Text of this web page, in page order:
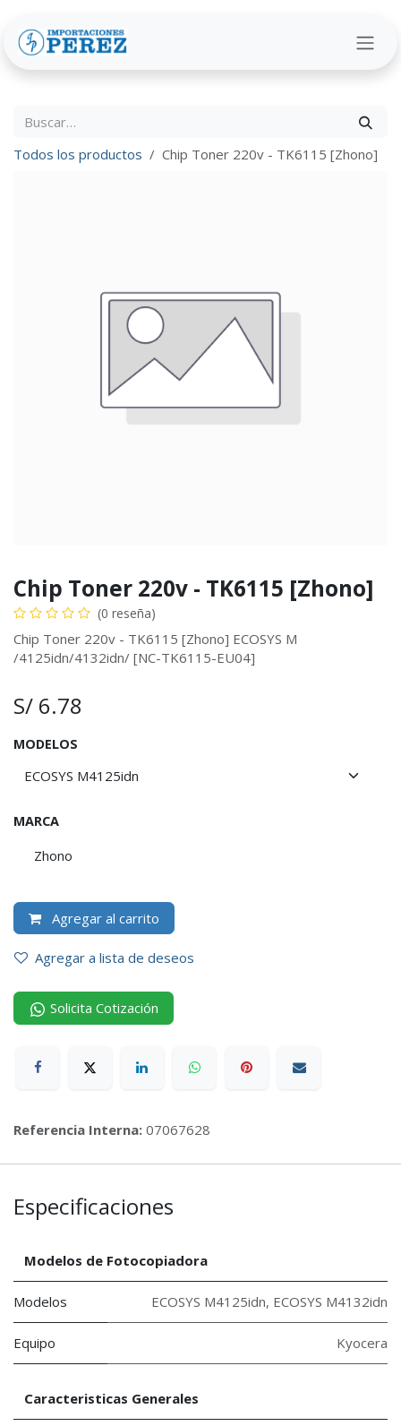
Todos los productos Chip Toner 220v - TK6115 [Zhono]
Chip Toner 220v - TK6115 [Zhono]
(0 reseña)
Chip Toner 220v - TK6115 [Zhono] ECOSYS M
/4125idn/4132idn/ [NC-TK6115-EU04]
S/ 6.78
MODELOS
MARCA
Zhono
Agregar al carrito
Agregar a lista de deseos
Solicita Cotización
Referencia Interna: 07067628
Especificaciones
Modelos de Fotocopiadora
Modelos ECOSYS M4125idn, ECOSYS M4132idn
Equipo Kyocera
Caracteristicas Generales